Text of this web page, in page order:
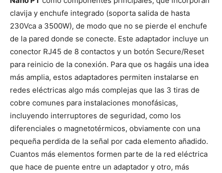
clavija y enchufe integrado (soporta salida de hasta
230Vca a 3500W), de modo que no se pierde el enchufe
de la pared donde se conecte. Este adaptador incluye un
conector RJ45 de 8 contactos y un botón Secure/Reset
para reinicio de la conexión. Para que os hagáis una idea
más amplia, estos adaptadores permiten instalarse en
redes eléctricas algo más complejas que las 3 tiras de
cobre comunes para instalaciones monofásicas,
incluyendo interruptores de seguridad, como los
diferenciales o magnetotérmicos, obviamente con una
pequeña perdida de la señal por cada elemento añadido.
Cuantos más elementos formen parte de la red eléctrica
que hace de puente entre un adaptador y otro, más